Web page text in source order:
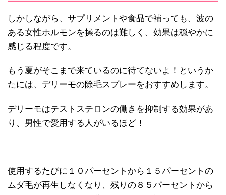
しかしながら、サプリメントや食品で補っても、波の
ある女性ホルモンを操るのは難しく、効果は穏やかに
感じる程度です。
もう夏がそこまで来ているのに待てないよ！というか
たには、デリーモの除毛スプレーをおすすめします。
デリーモはテストステロンの働きを抑制する効果があ
り、男性で愛用する人がいるほど！
使用するたびに１０パーセントから１５パーセントの
ムダ毛が再生しなくなり、残りの８５パーセントから